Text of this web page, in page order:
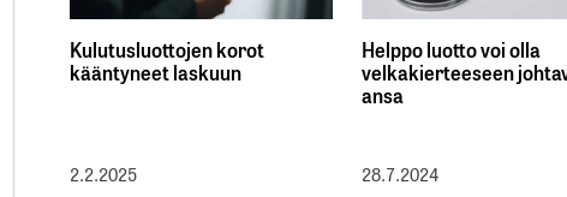
Kulutusluottojen korot
kääntyneet laskuun
2.2.2025
Helppo luotto voi olla
velkakierteeseen
ansa
28.7.2024